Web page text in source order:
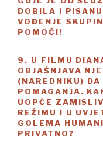
DOBILA I
VOĐENJE
POMOĆI!
9. U FILMU
OBJAŠNJAVA
(NAREDNIKU)
POMAGANJA.
UOPĆE
REŽIMU I U
GOLEMA
PRIVATNO?